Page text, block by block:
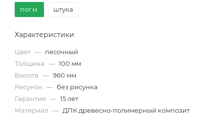
пог.м.
штука
Характеристики
Цвет — песочный
Толщина — 100 мм
Высота — 960 мм
Рисунок — без рисунка
Гарантия — 15 лет
Материал — ДПК древесно-полимерный композит